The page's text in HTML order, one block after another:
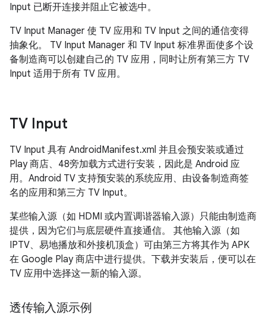
Input 已断开连接并阻止它被选中。
TV Input Manager 使 TV 应用和 TV Input 之间的通信变得
抽象化。 TV Input Manager 和 TV Input 标准界面使多个设
备制造商可以创建自己的 TV 应用，同时让所有第三方 TV
Input 适用于所有 TV 应用。
TV Input
TV Input 具有 AndroidManifest.xml 并且会预安装或通过
Play 商店、48旁加载方式进行安装，因此是 Android 应
用。Android TV 支持预安装的系统应用、由设备制造商签
名的应用和第三方 TV Input。
某些输入源（如 HDMI 或内置调谐器输入源）只能由制造商
提供，因为它们与底层硬件直接通信。 其他输入源（如
IPTV、易地播放和外接机顶盒）可由第三方将其作为 APK
在 Google Play 商店中进行提供。下载并安装后，便可以在
TV 应用中选择这一新的输入源。
透传输入源示例